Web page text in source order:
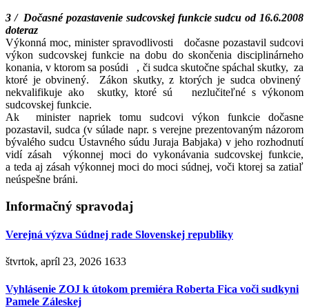
3 / Dočasné pozastavenie sudcovskej funkcie sudcu od 16.6.2008
doteraz
Výkonná moc, minister spravodlivosti dočasne pozastavil sudcovi
výkon sudcovskej funkcie na dobu do skončenia disciplinárneho
konania, v ktorom sa posúdi , či sudca skutočne spáchal skutky, za
ktoré je obvinený. Zákon skutky, z ktorých je sudca obvinený
nekvalifikuje ako skutky, ktoré sú nezlučiteľné s výkonom
sudcovskej funkcie.
Ak minister napriek tomu sudcovi výkon funkcie dočasne
pozastavil, sudca (v súlade napr. s verejne prezentovaným názorom
bývalého sudcu Ústavného súdu Juraja Babjaka) v jeho rozhodnutí
vidí zásah výkonnej moci do vykonávania sudcovskej funkcie,
a teda aj zásah výkonnej moci do moci súdnej, voči ktorej sa zatiaľ
neúspešne bráni.
Informačný spravodaj
Verejná výzva Súdnej rade Slovenskej republiky
štvrtok, apríl 23, 2026 1633
Vyhlásenie ZOJ k útokom premiéra Roberta Fica voči sudkyni
Pamele Záleskej